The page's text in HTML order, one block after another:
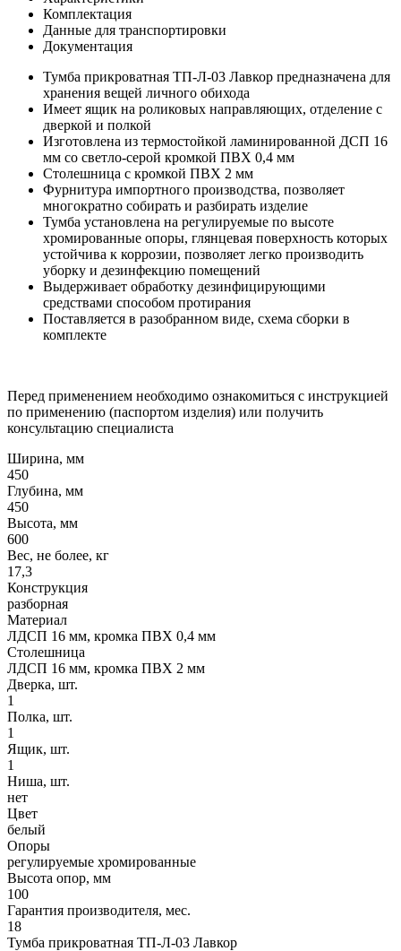
Комплектация
Данные для транспортировки
Документация
Тумба прикроватная ТП-Л-03 Лавкор предназначена для
хранения вещей личного обихода
Имеет ящик на роликовых направляющих, отделение с
дверкой и полкой
Изготовлена из термостойкой ламинированной ДСП 16
мм со светло-серой кромкой ПВХ 0,4 мм
Столешница с кромкой ПВХ 2 мм
Фурнитура импортного производства, позволяет
многократно собирать и разбирать изделие
Тумба установлена на регулируемые по высоте
хромированные опоры, глянцевая поверхность которых
устойчива к коррозии, позволяет легко производить
уборку и дезинфекцию помещений
Выдерживает обработку дезинфицирующими
средствами способом протирания
Поставляется в разобранном виде, схема сборки в
комплекте
Перед применением необходимо ознакомиться с инструкцией
по применению (паспортом изделия) или получить
консультацию специалиста
Ширина, мм
450
Глубина, мм
450
Высота, мм
600
Вес, не более, кг
17,3
Конструкция
разборная
Материал
ЛДСП 16 мм, кромка ПВХ 0,4 мм
Столешница
ЛДСП 16 мм, кромка ПВХ 2 мм
Дверка, шт.
1
Полка, шт.
1
Ящик, шт.
1
Ниша, шт.
нет
Цвет
белый
Опоры
регулируемые хромированные
Высота опор, мм
100
Гарантия производителя, мес.
18
Тумба прикроватная ТП-Л-03 Лавкор